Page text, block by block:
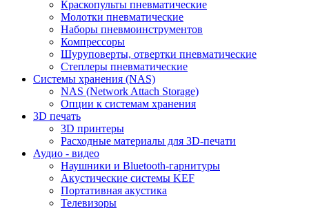
Краскопульты пневматические
Молотки пневматические
Наборы пневмоинструментов
Компрессоры
Шуруповерты, отвертки пневматические
Степлеры пневматические
Cистемы хранения (NAS)
NAS (Network Attach Storage)
Опции к системам хранения
3D печать
3D принтеры
Расходные материалы для 3D-печати
Аудио - видео
Наушники и Bluetooth-гарнитуры
Акустические системы KEF
Портативная акустика
Телевизоры